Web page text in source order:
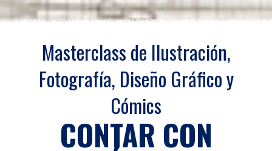
Masterclass de Ilustración,
Fotografía, Diseño Gráfico y
Cómics
CONTAR CON